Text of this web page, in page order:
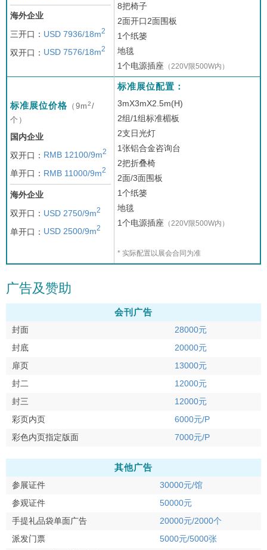
海外企业
三开口： USD 7936/18m2
双开口： USD 7576/18m2
8把椅子
2面开口2面围板
1个纸篓
地毯
1个电源插座 （220V限500W内）
标准展位价格 （9m2/
个）
国内企业
双开口： RMB 12100/9m2
单开口： RMB 11000/9m2
海外企业
双开口： USD 2750/9m2
单开口： USD 2500/9m2
标准展位配置：
3mX3mX2.5m(H)
2组/1组标准楣板
2支日光灯
1张铝合金咨询台
2把折叠椅
2面/3面围板
1个纸篓
地毯
1个电源插座 （220V限500W内）
* 实际配置以展会合同为准
广告及赞助
会刊广告
封面
28000元
封底
20000元
扉页
13000元
封二
12000元
封三
12000元
彩页内页
6000元/P
彩色内页指定版面
7000元/P
其他广告
参展证件
30000元/馆
参观证件
50000元
手提礼品袋单面广告
20000元/2000个
派发门票
5000元/5000张